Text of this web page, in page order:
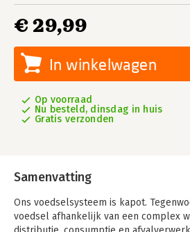
€ 29,99
In winkelwagen
Op voorraad
Nu besteld, dinsdag in huis
Gratis verzonden
Samenvatting
Ons voedselsysteem is kapot.
voedsel afhankelijk van een complex